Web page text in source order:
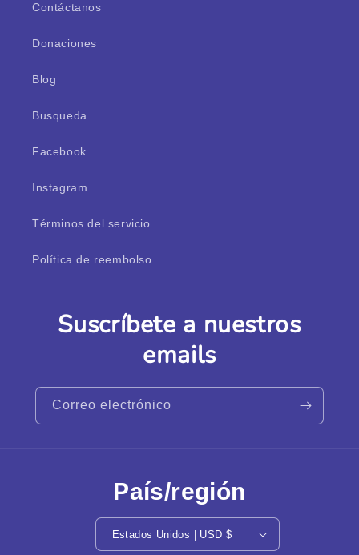
Contáctanos
Donaciones
Blog
Busqueda
Facebook
Instagram
Términos del servicio
Política de reembolso
Suscríbete a nuestros
emails
Correo electrónico
País/región
Estados Unidos | USD $